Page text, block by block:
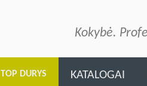
Kokybė.
TOP DURYS KATALOGAI